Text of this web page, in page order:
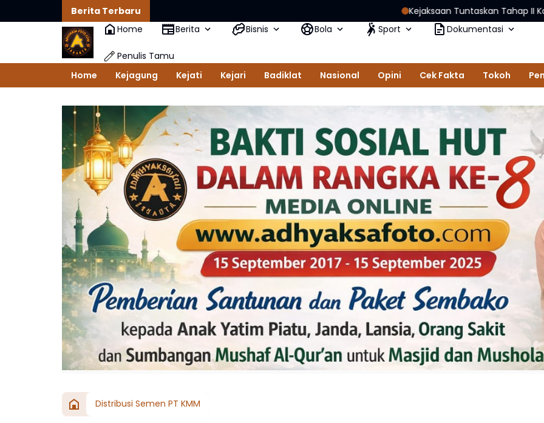
Berita Terbaru
Kejaksaan Tuntaskan Tahap II Kasus Korupsi
Home
Berita Bisnis Bola Sport Dokumentasi
Penulis Tamu
Home
Kejagung Kejati Kejari Badiklat Nasional Opini Cek Fakta Tokoh
Distribusi Semen PT KMM